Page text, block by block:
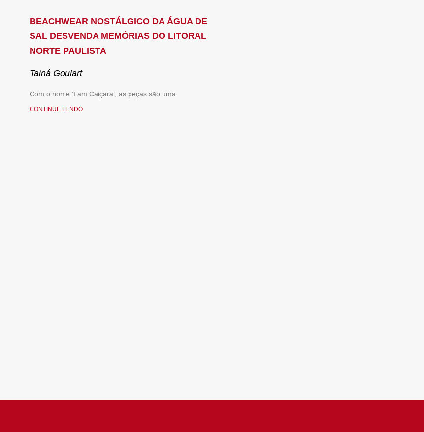
BEACHWEAR NOSTÁLGICO DA ÁGUA DE
SAL DESVENDA MEMÓRIAS DO LITORAL
NORTE PAULISTA
Tainá Goulart
Com o nome ‘I am Caiçara’, as peças são uma
CONTINUE LENDO